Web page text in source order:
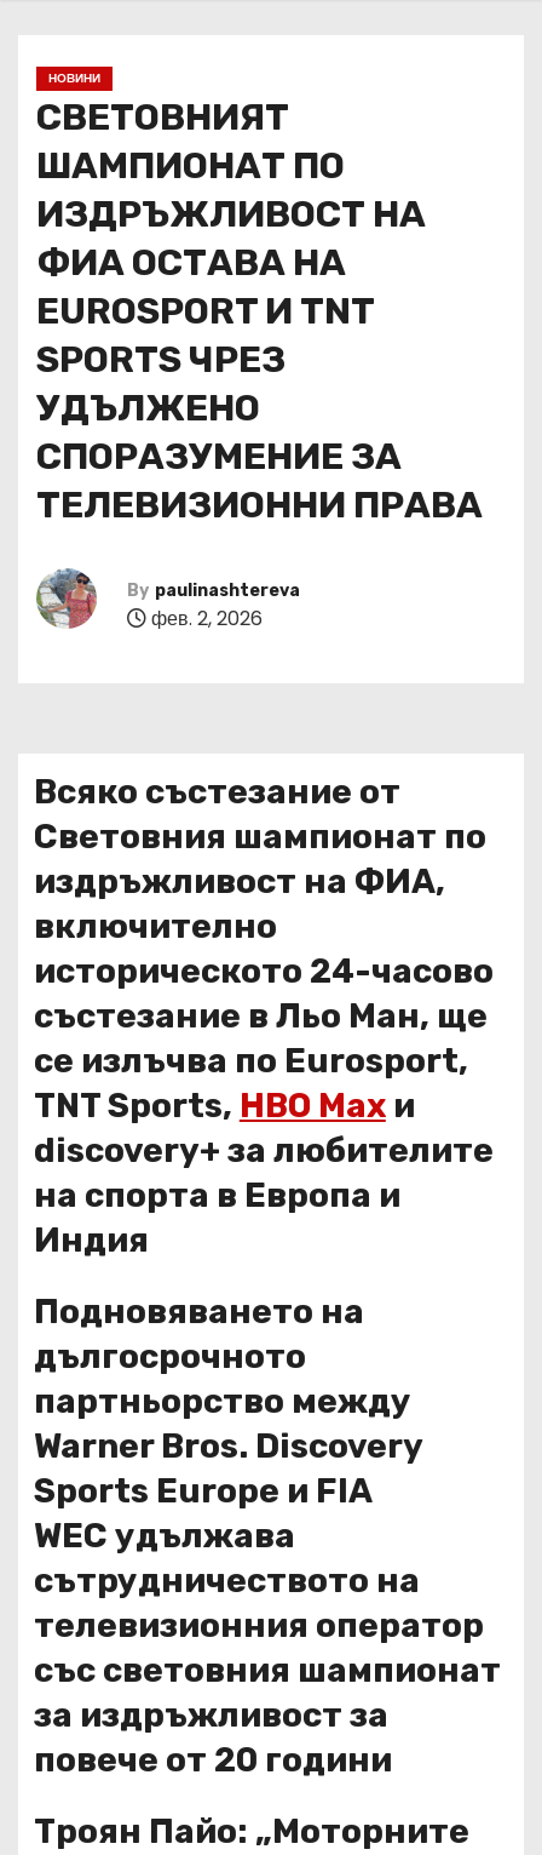
НОВИНИ
СВЕТОВНИЯТ
ШАМПИОНАТ ПО
ИЗДРЪЖЛИВОСТ НА
ФИА ОСТАВА НА
EUROSPORT И TNT
SPORTS ЧРЕЗ
УДЪЛЖЕНО
СПОРАЗУМЕНИЕ ЗА
ТЕЛЕВИЗИОННИ ПРАВА
By paulinashtereva
фев. 2, 2026
Всяко състезание от
Световния шампионат по
издръжливост на ФИА,
включително
историческото 24-часово
състезание в Льо Ман, ще
се излъчва по Eurosport,
TNT Sports, HBO Maxи
discovery+ за любителите
на спорта в Европа и
Индия
Подновяването на
дългосрочното
партньорство между
Warner Bros. Discovery
Sports Europe и FIA
WEC удължава
сътрудничеството на
телевизионния оператор
със световния шампионат
за издръжливост за
повече от 20 години
Троян Пайо: „Моторните